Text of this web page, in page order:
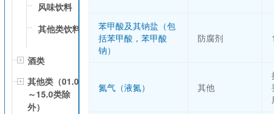
风味饮料
其他类饮料
酒类
其他类（01.0
～15.0类除
外）
苯甲酸及其钠盐（包
括苯甲酸，苯甲酸
钠）
防腐剂
氮气（液氮） 其他